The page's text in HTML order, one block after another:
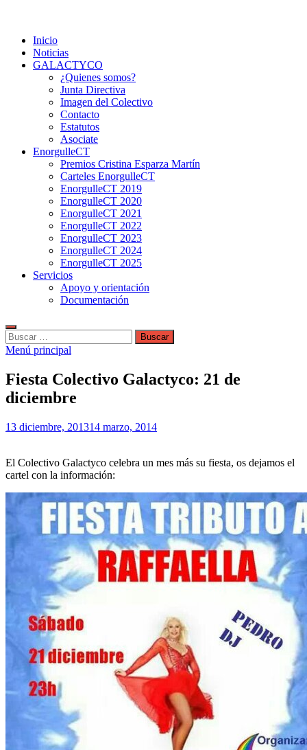
contenido
Cartagena Y COmarca "Colectivo GALACTYCO"
Inicio
Noticias
GALACTYCO
¿Quienes somos?
Junta Directiva
Imagen del Colectivo
Contacto
Estatutos
Asociate
EnorgulleCT
Premios Cristina Esparza Martín
Carteles EnorgulleCT
EnorgulleCT 2019
EnorgulleCT 2020
EnorgulleCT 2021
EnorgulleCT 2022
EnorgulleCT 2023
EnorgulleCT 2024
EnorgulleCT 2025
Servicios
Apoyo y orientación
Documentación
Buscar:
Menú principal
Fiesta Colectivo Galactyco: 21 de
diciembre
13 diciembre, 201314 marzo, 2014
El Colectivo Galactyco celebra un mes más su fiesta, os dejamos el
cartel con la información: